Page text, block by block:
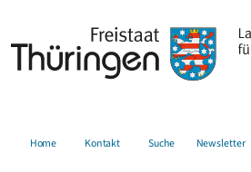
Home Kontakt Suche Newsletter